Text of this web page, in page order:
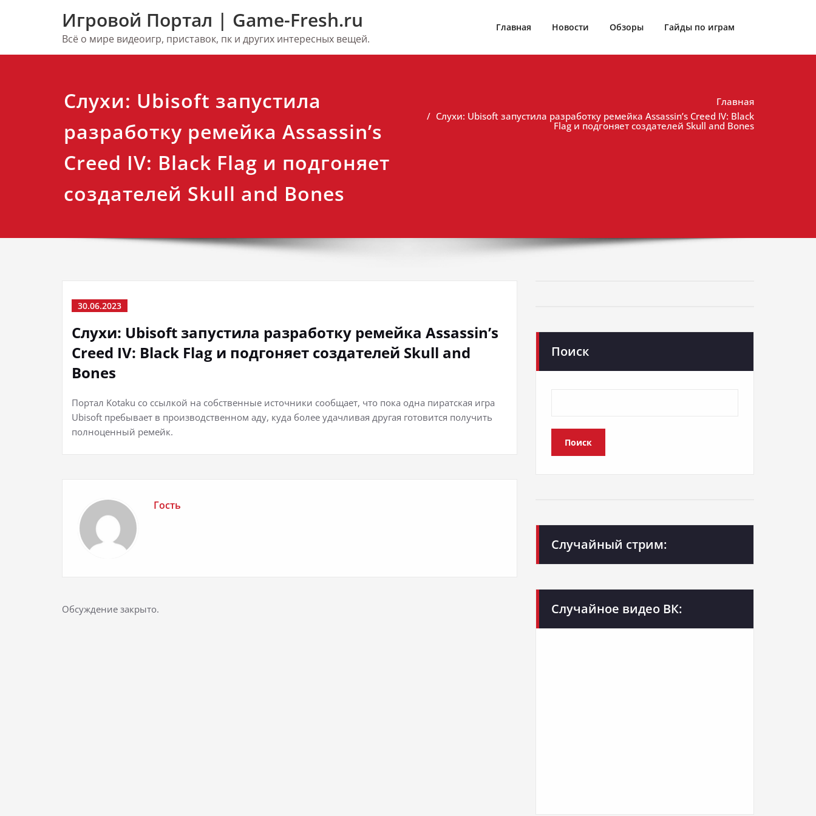
Игровой Портал | Game-Fresh.ru
Всё о мире видеоигр, приставок, пк и других интересных вещей.
Главная Новости Обзоры Гайды по играм
Слухи: Ubisoft запустила
разработку ремейка Assassin’s
Creed IV: Black Flag и подгоняет
создателей Skull and Bones
Главная
Слухи: Ubisoft запустила разработку ремейка Assassin’s Creed IV: Black
Flag и подгоняет создателей Skull and Bones
30.06.2023
Слухи: Ubisoft запустила разработку ремейка Assassin’s
Creed IV: Black Flag и подгоняет создателей Skull and
Bones
Портал Kotaku со ссылкой на собственные источники сообщает, что пока одна пиратская игра
Ubisoft пребывает в производственном аду, куда более удачливая другая готовится получить
полноценный ремейк.
Гость
Обсуждение закрыто.
Поиск
Поиск
Случайный стрим:
Случайное видео ВК: